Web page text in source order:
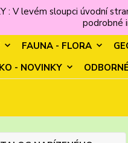
: V levém sloupci úvodní
podrobné
FAUNA - FLORA
- NOVINKY